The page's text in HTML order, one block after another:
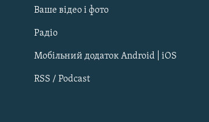
ДОЛУЧАЙСЯ!
Ваше відео і фото
Радіо
Мобільний додаток Android | iOS
RSS / Podcast